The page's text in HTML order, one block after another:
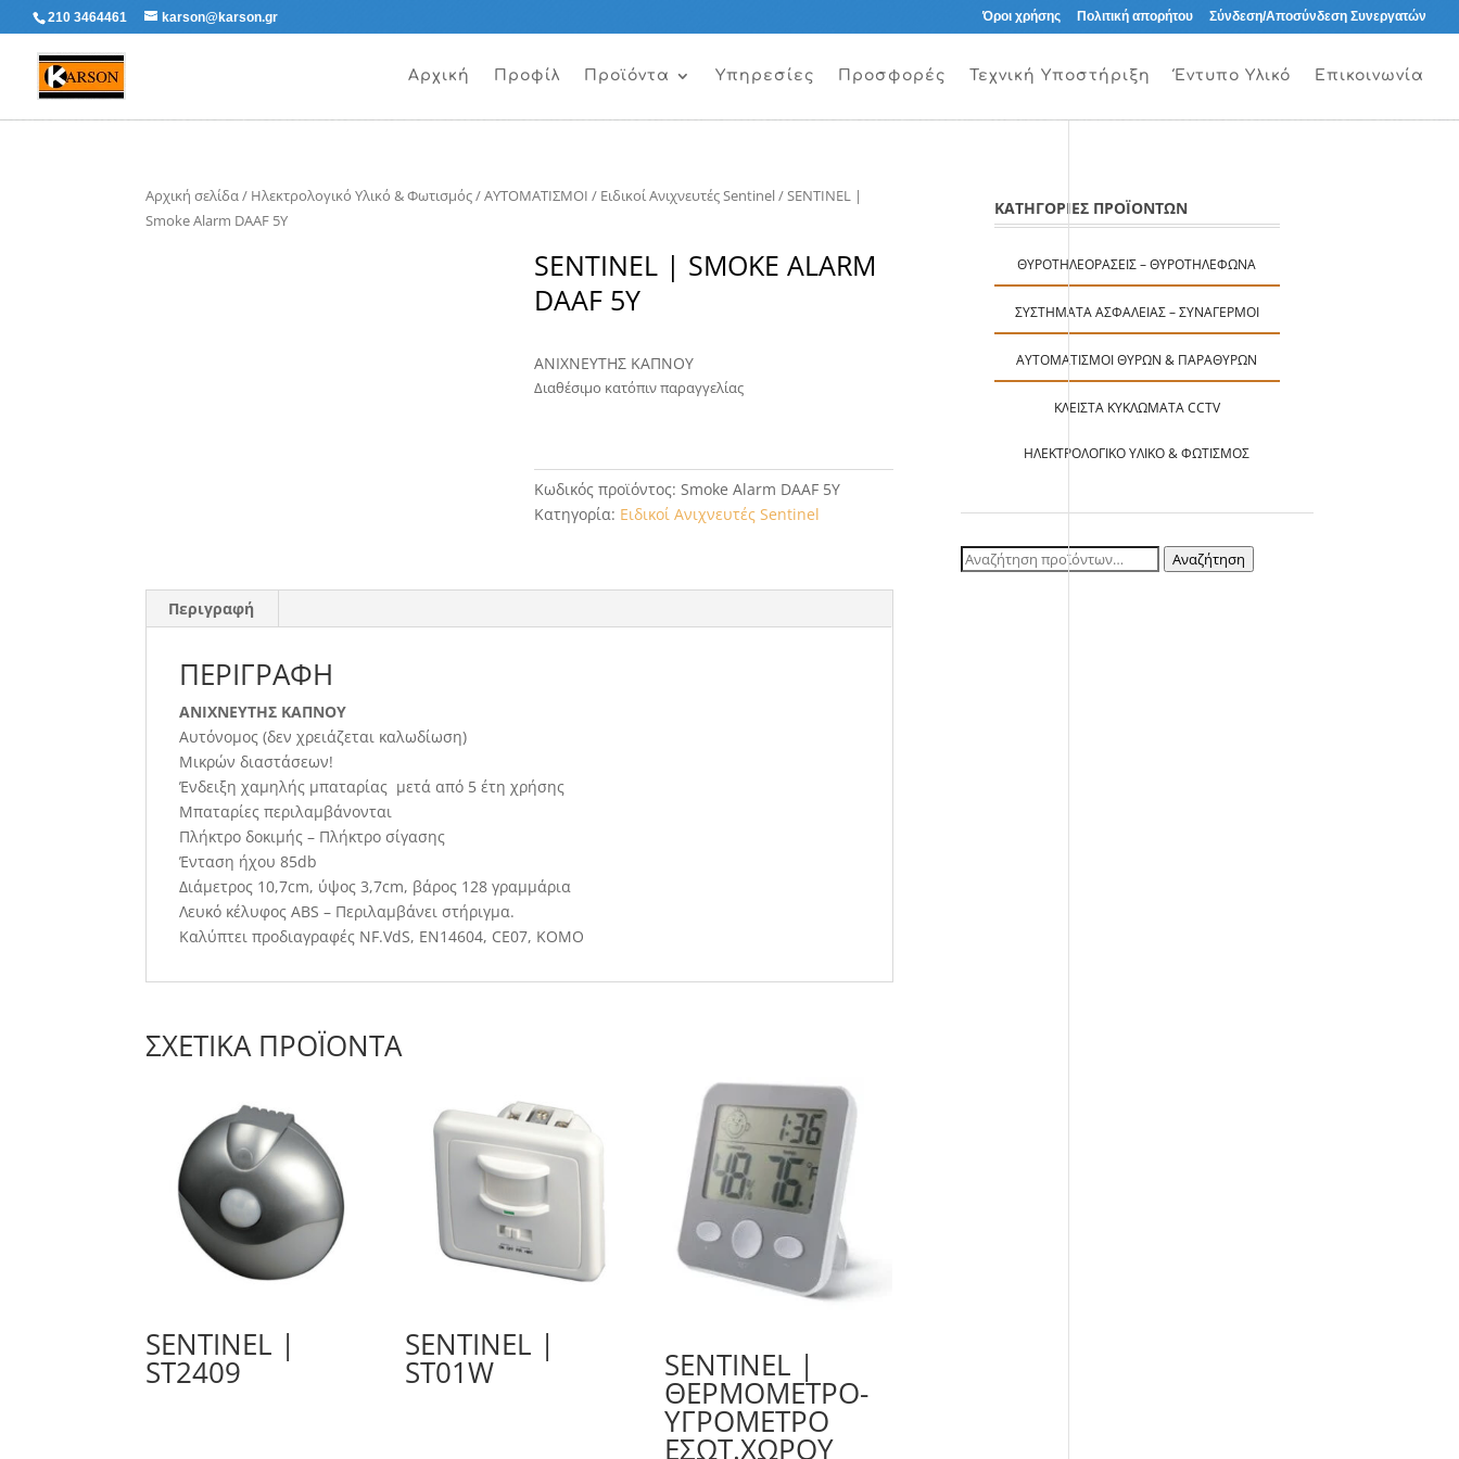
210 3464461 karson@karson.gr Όροι χρήσης Πολιτική απορήτου Σύνδεση/Αποσύνδεση Συνεργατών
Αρχική Προφίλ Προϊόντα Υπηρεσίες Προσφορές Τεχνική Υποστήριξη Έντυπο Υλικό Επικοινωνία
Αρχική σελίδα/ Ηλεκτρολογικό Υλικό & Φωτισμός/ΑΥΤΟΜΑΤΙΣΜΟΙ / Ειδικοί Ανιχνευτές Sentinel/ SENTINEL |
Smoke Alarm DAAF 5Y
SENTINEL | SMOKE ALARM
DAAF 5Y
ΑΝΙΧΝΕΥΤΗΣ ΚΑΠΝΟΥ
Διαθέσιμο κατόπιν παραγγελίας
Κωδικός προϊόντος:Smoke Alarm DAAF 5Y
Κατηγορία: Ειδικοί Ανιχνευτές Sentinel
Περιγραφή
ΠΕΡΙΓΡΑΦΉ
ΑΝΙΧΝΕΥΤΗΣ ΚΑΠΝΟΥ
Αυτόνομος (δεν χρειάζεται καλωδίωση)
Μικρών διαστάσεων!
Ένδειξη χαμηλής μπαταρίας μετά από 5 έτη χρήσης
Μπαταρίες περιλαμβάνονται
Πλήκτρο δοκιμής – Πλήκτρο σίγασης
Ένταση ήχου 85db
Διάμετρος 10,7cm, ύψος 3,7cm, βάρος 128 γραμμάρια
Λευκό κέλυφος ABS – Περιλαμβάνει στήριγμα.
Καλύπτει προδιαγραφές NF.VdS, EN14604, CE07, KOMO
ΣΧΕΤΙΚΆ ΠΡΟΪΌΝΤΑ
SENTINEL |
ST2409
SENTINEL |
ST01W SENTINEL |
ΘΕΡΜΟΜΕΤΡΟ-
ΥΓΡΟΜΕΤΡΟ
ΕΣΩΤ.ΧΩΡΟΥ
ΚΑΤΗΓΟΡΙΕΣ ΠΡΟΪΟΝΤΩΝ
ΘΥΡΟΤΗΛΕΟΡΆΣΕΙΣ – ΘΥΡΟΤΗΛΈΦΩΝΑ
ΣΥΣΤΉΜΑΤΑ ΑΣΦΑΛΕΊΑΣ – ΣΥΝΑΓΕΡΜΟΊ
ΑΥΤΟΜΑΤΙΣΜΟΊ ΘΥΡΏΝ & ΠΑΡΑΘΎΡΩΝ
ΚΛΕΙΣΤΆ ΚΥΚΛΏΜΑΤΑ CCTV
ΗΛΕΚΤΡΟΛΟΓΙΚΌ ΥΛΙΚΌ & ΦΩΤΙΣΜΌΣ
Αναζήτηση
Αναζήτηση